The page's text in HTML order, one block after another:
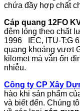
chứa đầy hợp chất
Cáp quang 12FO
đệm lỏng theo chất
1996 IEC, ITU-T:G
quang khoảng vượt
kilomet mà vẫn ổn
nhiễu.
Công ty CP Xây
hào khi sản phẩm
và biết đến. Chúng